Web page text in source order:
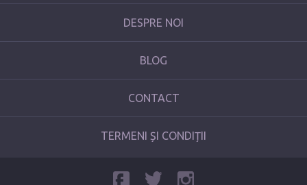
DESPRE NOI
BLOG
CONTACT
TERMENI ȘI CONDIȚII